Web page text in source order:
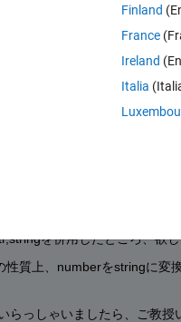
力では解決出来なかった為皆
を併用したところ、欲
性質上、numberをstringに変
らっしゃいましたら、ご教授
Finland
France
Ireland
Italia